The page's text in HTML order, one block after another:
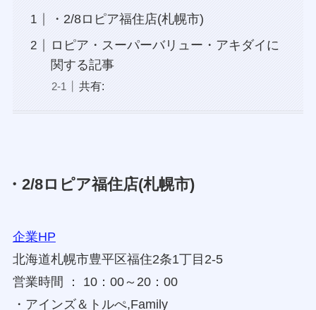
・2/8ロピア福住店(札幌市)
ロピア・スーパーバリュー・アキダイに
関する記事
共有:
・2/8ロピア福住店(札幌市)
企業HP
北海道札幌市豊平区福住2条1丁目2-5
営業時間 ： 10：00～20：00
・アインズ＆トルぺ,Family